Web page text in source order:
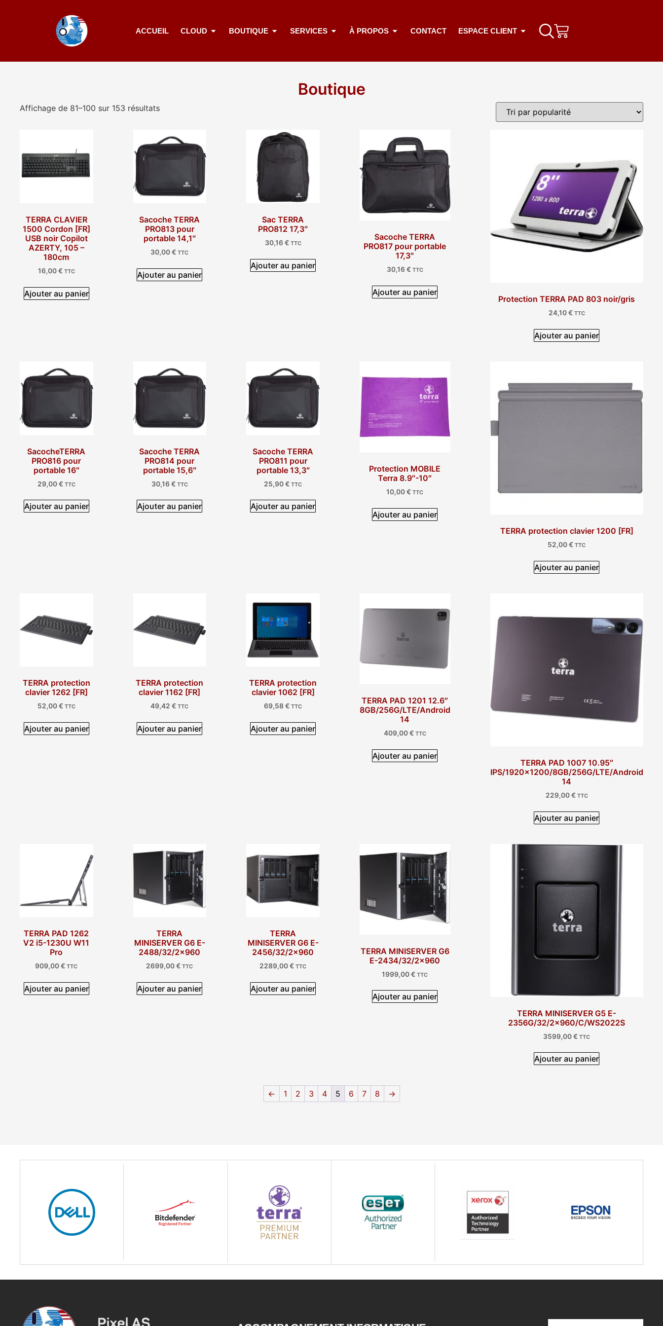
ACCUEIL CLOUD BOUTIQUE SERVICES À PROPOS CONTACT ESPACE CLIENT
Boutique
Affichage de 81–100 sur 153 résultats
TERRA CLAVIER
1500 Cordon [FR]
USB noir Copilot
AZERTY, 105 –
180cm
16,00€ TTC
Ajouter au panier
Sacoche TERRA
PRO813 pour
portable 14,1″
30,00€ TTC
Ajouter au panier
Sac TERRA
PRO812 17,3″
30,16 € TTC
Ajouter au panier
Sacoche TERRA
PRO817 pour portable
17,3″
30,16 € TTC
Ajouter au panier
Protection TERRA PAD 803 noir/gris
24,10€ TTC
Ajouter au panier
SacocheTERRA
PRO816 pour
portable 16″
29,00€ TTC
Ajouter au panier
Sacoche TERRA
PRO814 pour
portable 15,6″
30,16 € TTC
Ajouter au panier
Sacoche TERRA
PRO811 pour
portable 13,3″
25,90€ TTC
Ajouter au panier
Protection MOBILE
Terra 8.9″-10″
10,00€ TTC
Ajouter au panier
TERRA protection clavier 1200 [FR]
52,00€ TTC
Ajouter au panier
TERRA protection
clavier 1262 [FR]
52,00€ TTC
Ajouter au panier
TERRA protection
clavier 1162 [FR]
49,42€ TTC
Ajouter au panier
TERRA protection
clavier 1062 [FR]
69,58€ TTC
Ajouter au panier
TERRA PAD 1201 12.6″
8GB/256G/LTE/Android
14
409,00€ TTC
Ajouter au panier
TERRA PAD 1007 10.95″
IPS/1920×1200/8GB/256G/LTE/Android
14
229,00€ TTC
Ajouter au panier
TERRA PAD 1262
V2 i5-1230U W11
Pro
909,00€ TTC
Ajouter au panier
TERRA
MINISERVER G6 E-
2488/32/2×960
2699,00€ TTC
Ajouter au panier
TERRA
MINISERVER G6 E-
2456/32/2×960
2289,00€ TTC
Ajouter au panier
TERRA MINISERVER G6
E-2434/32/2×960
1999,00€ TTC
Ajouter au panier
TERRA MINISERVER G5 E-
2356G/32/2×960/C/WS2022S
3599,00€ TTC
Ajouter au panier
← 1 2 3 4 5 6 7 8 →